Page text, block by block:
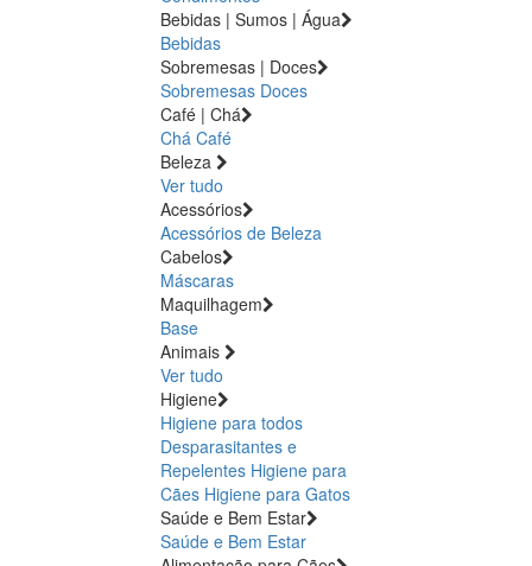
Bebidas | Sumos | Água
Bebidas
Sobremesas | Doces
Sobremesas Doces
Café | Chá
Chá Café
Beleza
Ver tudo
Acessórios
Acessórios de Beleza
Cabelos
Máscaras
Maquilhagem
Base
Animais
Ver tudo
Higiene
Higiene para todos
Desparasitantes e
Repelentes Higiene para
Cães Higiene para Gatos
Saúde e Bem Estar
Saúde e Bem Estar